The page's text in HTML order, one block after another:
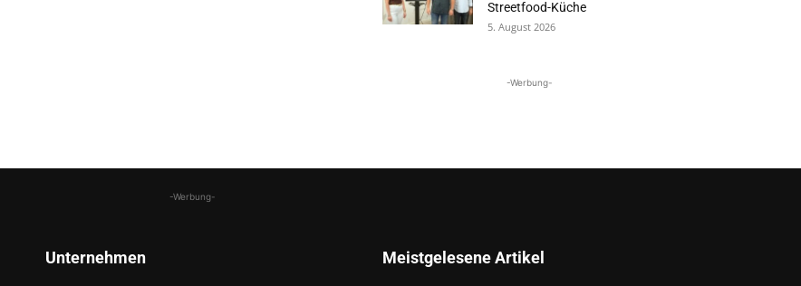
Streetfood-Küche
5. August 2026
-Werbung-
-Werbung-
Unternehmen Meistgelesene Artikel